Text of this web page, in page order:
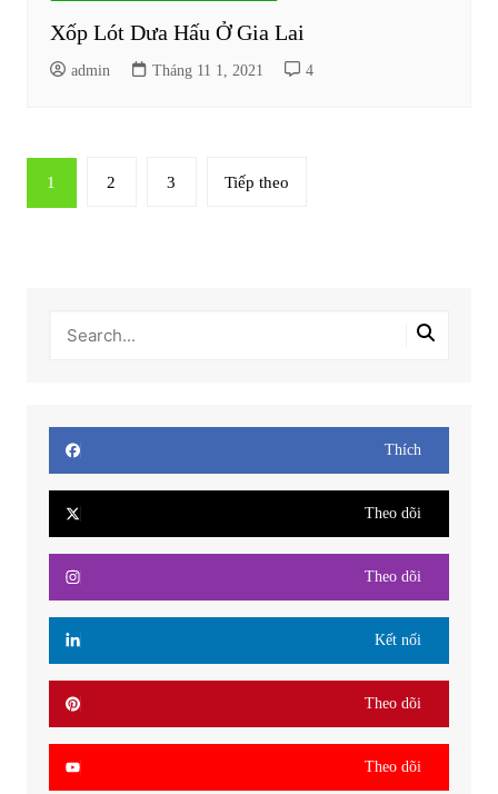
Xốp Lót Dưa Hấu Ở Gia Lai
admin Tháng 11 1, 2021 4
Phân
trang
1 2 3 Tiếp theo
Thích
Theo dõi
Theo dõi
Kết nối
Theo dõi
Theo dõi